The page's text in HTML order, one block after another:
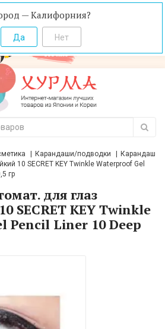
— Калифорния?
Карандаши/подводки
Карандаш
10 SEСRET KEY Twinkle Waterproof Gel
гр
для глаз
SEСRET KEY Twinkle
Pencil Liner 10 Deep